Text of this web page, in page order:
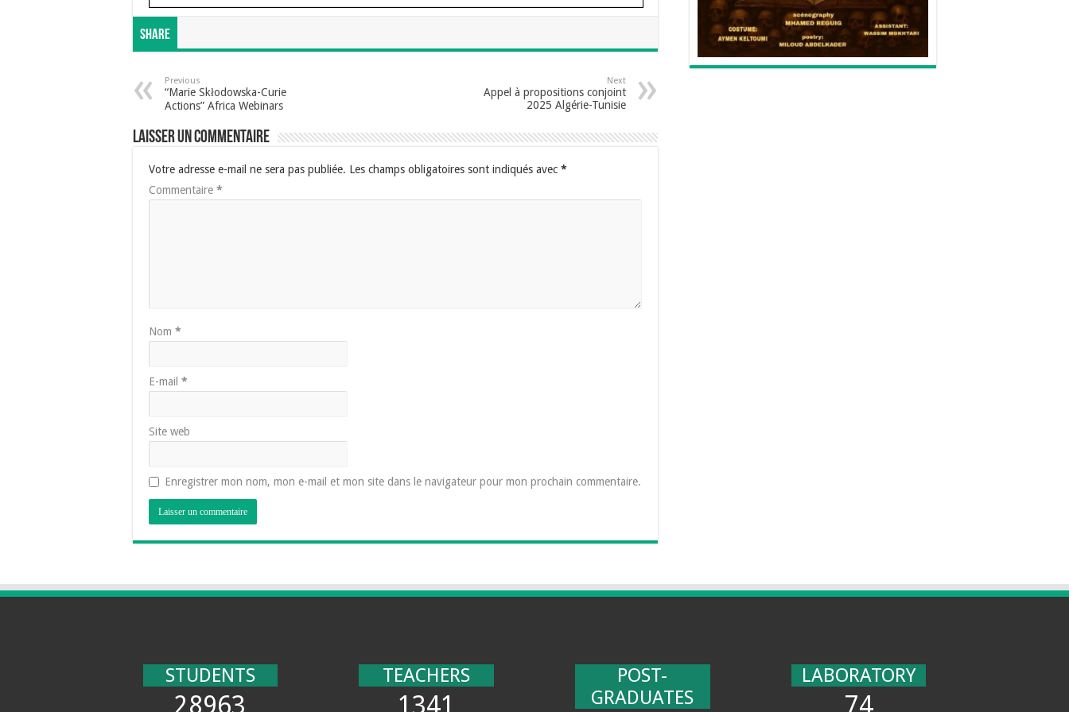
Share
Previous
“Marie Skłodowska-Curie
Actions” Africa Webinars
Next
Appel à propositions conjoint
2025 Algérie-Tunisie
Laisser un commentaire
Votre adresse e-mail ne sera pas publiée. Les champs obligatoires sont indiqués avec *
Commentaire *
Nom *
E-mail *
Site web
Enregistrer mon nom, mon e-mail et mon site dans le navigateur pour mon prochain commentaire.
STUDENTS
28963
TEACHERS
1341
POST-
GRADUATES
LABORATORY
74